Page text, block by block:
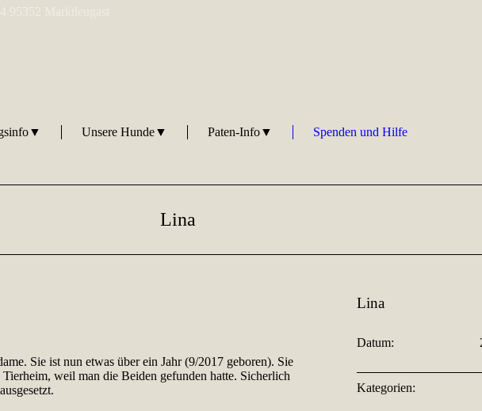
Unsere Hunde▼ Paten-Info▼ Spenden und Hilfe
Lina
Sie ist nun etwas über ein Jahr (9/2017 geboren). Sie
weil man die Beiden gefunden hatte. Sicherlich
Lina
Datum:
Kategorien: